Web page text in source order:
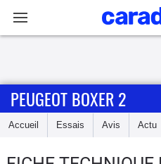
Accueil
PEUGEOT BOXER 2
Accueil Essais Avis Actu